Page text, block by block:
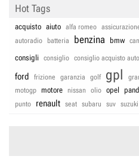
Hot Tags
acquisto aiuto alfa romeo
autoradio
batteria benzina bmw
consigli consiglio consiglio acquisto auto
ford frizione garanzia golf gpl
motogp
motore nissan olio opel
punto
renault seat subaru suv suzuki